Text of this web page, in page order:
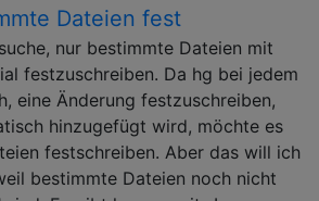
Dateien fest
nur bestimmte Dateien mit
festzuschreiben. Da hg bei jedem
eine Änderung festzuschreiben,
hinzugefügt wird, möchte es
festschreiben. Aber das will ich
bestimmte Dateien noch nicht